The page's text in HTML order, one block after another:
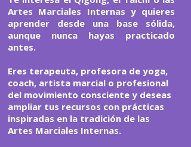
Artes Marciales Internas y quieres
aprender desde una base sólida,
aunque nunca hayas practicado
antes.
Eres terapeuta, profesora de yoga,
coach, artista marcial o profesional
del movimiento consciente y deseas
ampliar tus recursos con prácticas
inspiradas en la tradición de las
Artes Marciales Internas.